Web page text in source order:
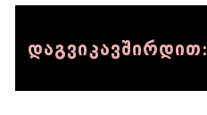
დაგვიკავშირდით: